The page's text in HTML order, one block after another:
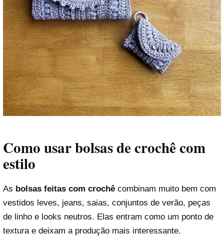
Como usar bolsas de crochê com
estilo
As bolsas feitas com crochê combinam muito bem com
vestidos leves, jeans, saias, conjuntos de verão, peças
de linho e looks neutros. Elas entram como um ponto de
textura e deixam a produção mais interessante.